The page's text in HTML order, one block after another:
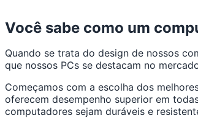
Você sabe como um
Quando se trata do design de nossos
que nossos PCs se destacam no
Começamos com a escolha dos
oferecem desempenho superior em
computadores sejam duráveis e